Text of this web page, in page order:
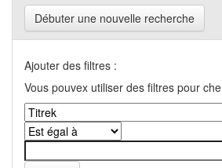
Débuter une nouvelle recherche
Ajouter des filtres :
Vous pouvex utiliser des filtres pour